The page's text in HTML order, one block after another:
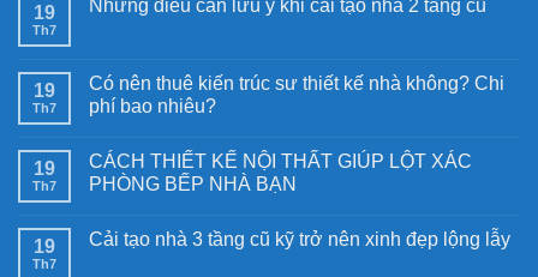
19
Th7
Những điều cần lưu ý khi cải tạo nhà 2 tầng cũ
19
Th7
Có nên thuê kiến trúc sư thiết kế nhà không? Chi
phí bao nhiêu?
19
Th7
CÁCH THIẾT KẾ NỘI THẤT GIÚP LỘT XÁC
PHÒNG BẾP NHÀ BẠN
19
Th7
Cải tạo nhà 3 tầng cũ kỹ trở nên xinh đẹp lộng lẫy